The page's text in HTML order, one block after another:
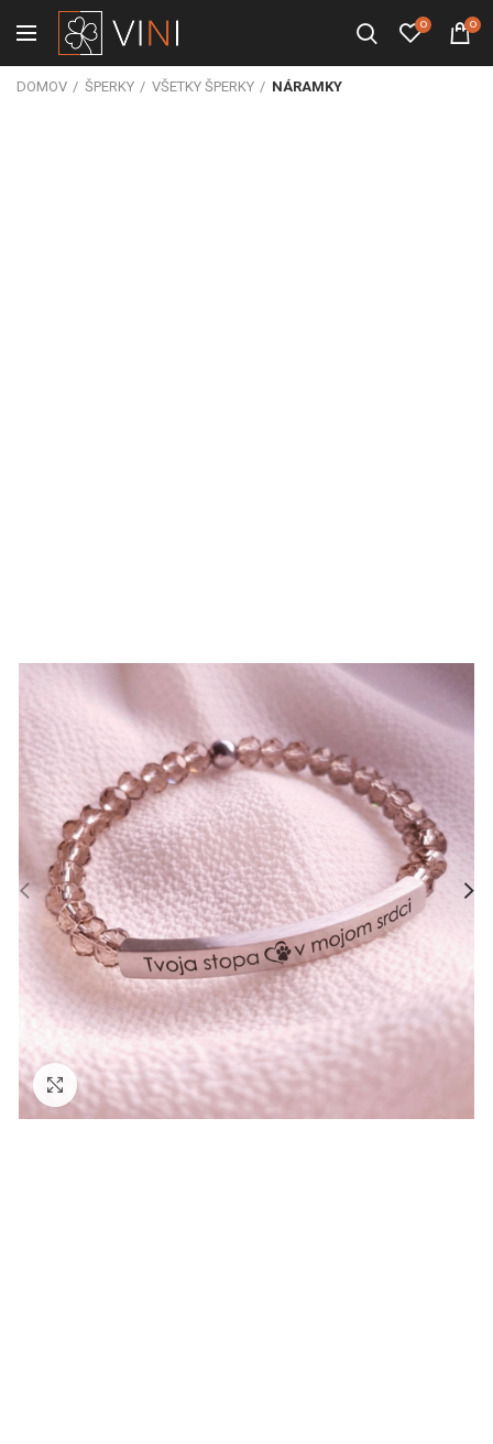
0 0
DOMOV ŠPERKY VŠETKY ŠPERKY NÁRAMKY
Zväčšiť